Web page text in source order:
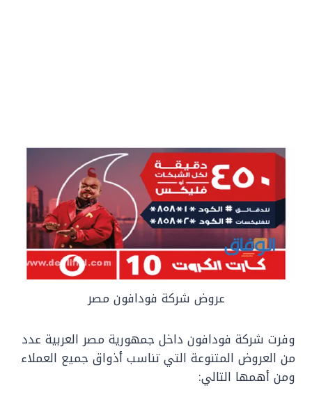
عروض شركة فودافون مصر
وفرت شركة فودافون داخل جمهورية مصر العربية عدد
من العروض المتنوعة التي تناسب أذواق جميع العملاء
ومن أهمها التالي: